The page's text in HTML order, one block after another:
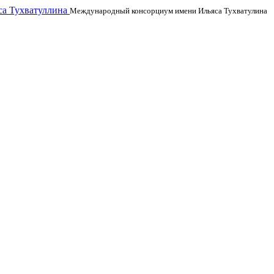
Тухватуллина Международный консорциум имени Ильяса Тухватулина